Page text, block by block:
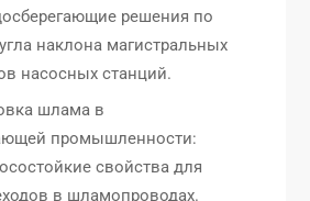
решения по
наклона магистральных
насосных станций.
шлама в
промышленности:
свойства для
в шламопроводах.